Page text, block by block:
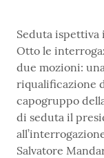
Seduta ispettiva
Otto le
due mozioni:
riqualificazione
capogruppo
di seduta il
Salvatore